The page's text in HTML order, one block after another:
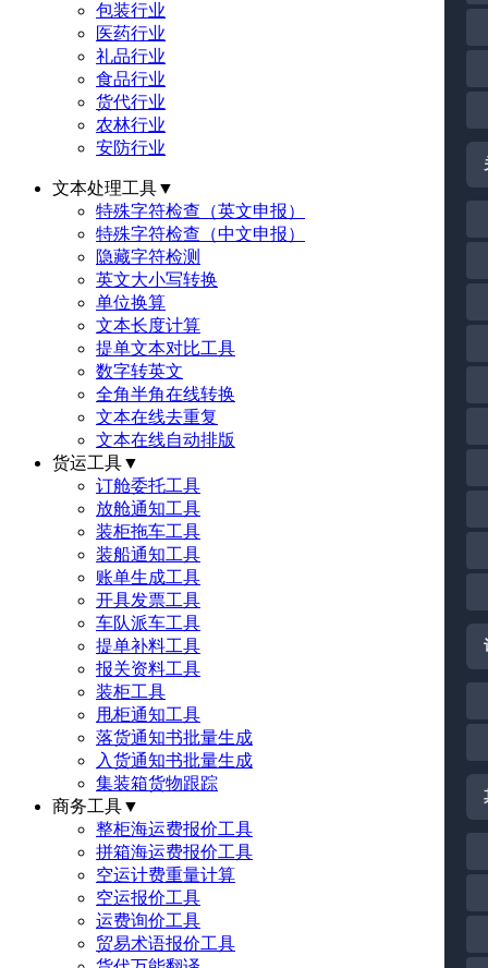
包装行业
医药行业
礼品行业
食品行业
货代行业
农林行业
安防行业
文本处理工具▼
特殊字符检查（英文申报）
特殊字符检查（中文申报）
隐藏字符检测
英文大小写转换
单位换算
文本长度计算
提单文本对比工具
数字转英文
全角半角在线转换
文本在线去重复
文本在线自动排版
货运工具▼
订舱委托工具
放舱通知工具
装柜拖车工具
装船通知工具
账单生成工具
开具发票工具
车队派车工具
提单补料工具
报关资料工具
装柜工具
甩柜通知工具
落货通知书批量生成
入货通知书批量生成
集装箱货物跟踪
商务工具▼
整柜海运费报价工具
拼箱海运费报价工具
空运计费重量计算
空运报价工具
运费询价工具
贸易术语报价工具